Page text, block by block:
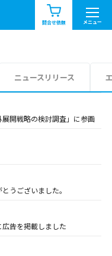
問合せ依頼 メニュー
お知らせ一覧
ニュースリリース
展開戦略の検討調査」に参画
うございました。
告を掲載しました